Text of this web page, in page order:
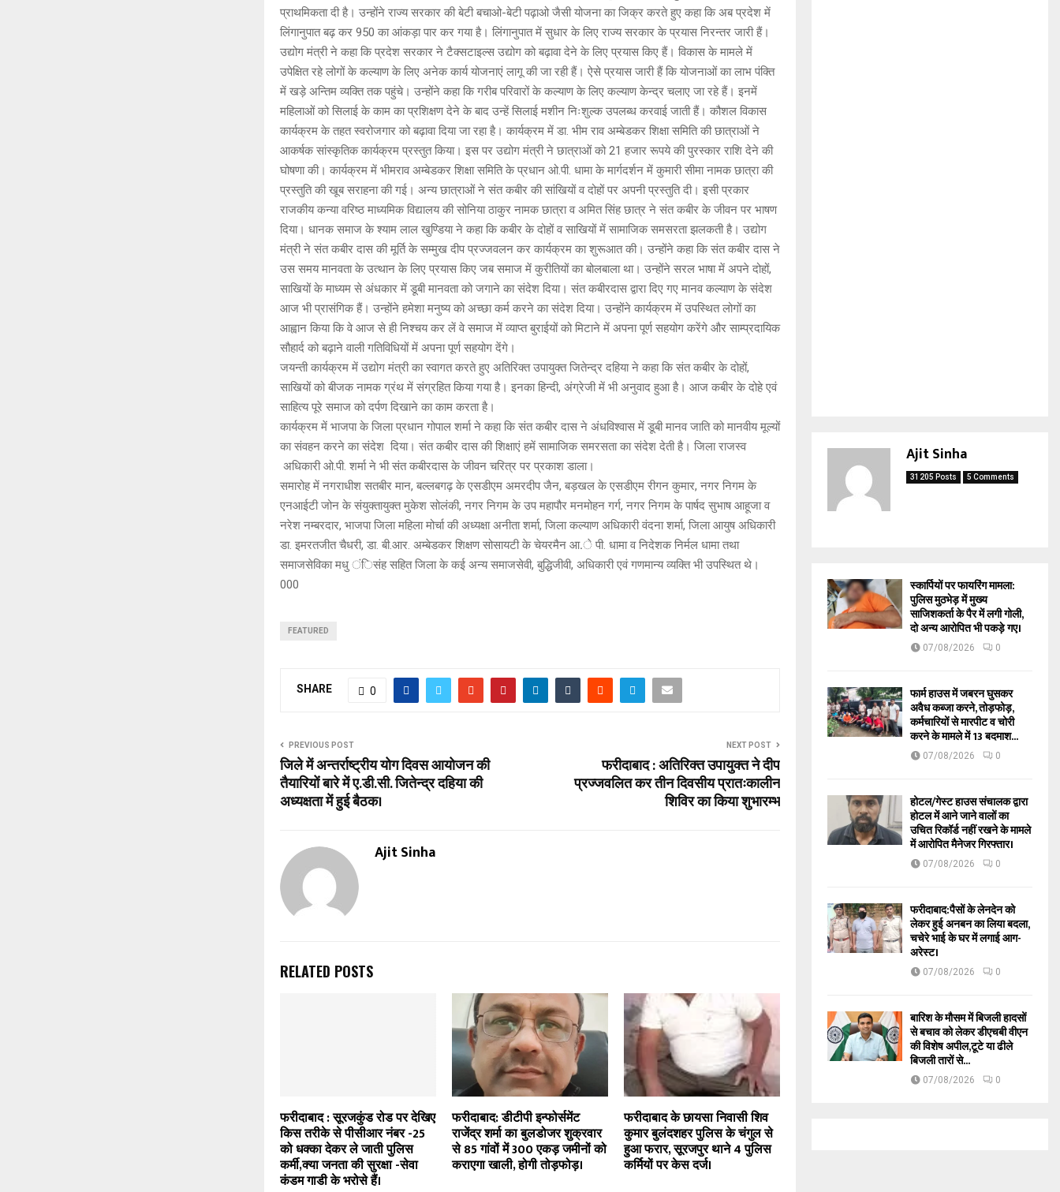
प्राथमिकता दी है। उन्होंने राज्य सरकार की बेटी बचाओ-बेटी पढ़ाओ जैसी योजना का जिक्र करते हुए कहा कि अब प्रदेश में
लिंगानुपात बढ़ कर 950 का आंकड़ा पार कर गया है। लिंगानुपात में सुधार के लिए राज्य सरकार के प्रयास निरन्तर जारी हैं।
उद्योग मंत्री ने कहा कि प्रदेश सरकार ने टैक्सटाइल्स उद्योग को बढ़ावा देने के लिए प्रयास किए हैं। विकास के मामले में
उपेक्षित रहे लोगों के कल्याण के लिए अनेक कार्य योजनाएं लागू की जा रही हैं। ऐसे प्रयास जारी हैं कि योजनाओं का लाभ पंक्ति
में खड़े अन्तिम व्यक्ति तक पहुंचे। उन्होंने कहा कि गरीब परिवारों के कल्याण के लिए कल्याण केन्द्र चलाए जा रहे हैं। इनमें
महिलाओं को सिलाई के काम का प्रशिक्षण देने के बाद उन्हें सिलाई मशीन निःशुल्क उपलब्ध करवाई जाती हैं। कौशल विकास
कार्यक्रम के तहत स्वरोजगार को बढ़ावा दिया जा रहा है। कार्यक्रम में डा. भीम राव अम्बेडकर शिक्षा समिति की छात्राओं ने
आकर्षक सांस्कृतिक कार्यक्रम प्रस्तुत किया। इस पर उद्योग मंत्री ने छात्राओं को 21 हजार रूपये की पुरस्कार राशि देने की
घोषणा की। कार्यक्रम में भीमराव अम्बेडकर शिक्षा समिति के प्रधान ओ.पी. धामा के मार्गदर्शन में कुमारी सीमा नामक छात्रा की
प्रस्तुति की खूब सराहना की गई। अन्य छात्राओं ने संत कबीर की सांखियों व दोहों पर अपनी प्रस्तुति दी। इसी प्रकार
राजकीय कन्या वरिष्ठ माध्यमिक विद्यालय की सोनिया ठाकुर नामक छात्रा व अमित सिंह छात्र ने संत कबीर के जीवन पर भाषण
दिया। धानक समाज के श्याम लाल खुण्डिया ने कहा कि कबीर के दोहों व साखियों में सामाजिक समसरता झलकती है। उद्योग
मंत्री ने संत कबीर दास की मूर्ति के सम्मुख दीप प्रज्जवलन कर कार्यक्रम का शुरूआत की। उन्होंने कहा कि संत कबीर दास ने
उस समय मानवता के उत्थान के लिए प्रयास किए जब समाज में कुरीतियों का बोलबाला था। उन्होंने सरल भाषा में अपने दोहों,
साखियों के माध्यम से अंधकार में डूबी मानवता को जगाने का संदेश दिया। संत कबीरदास द्वारा दिए गए मानव कल्याण के संदेश
आज भी प्रासंगिक हैं। उन्होंने हमेशा मनुष्य को अच्छा कर्म करने का संदेश दिया। उन्होंने कार्यक्रम में उपस्थित लोगों का
आह्वान किया कि वे आज से ही निश्चय कर लें वे समाज में व्याप्त बुराईयों को मिटाने में अपना पूर्ण सहयोग करेंगे और साम्प्रदायिक
सौहार्द को बढ़ाने वाली गतिविधियों में अपना पूर्ण सहयोग देंगे।
जयन्ती कार्यक्रम में उद्योग मंत्री का स्वागत करते हुए अतिरिक्त उपायुक्त जितेन्द्र दहिया ने कहा कि संत कबीर के दोहों,
साखियों को बीजक नामक ग्रंथ में संग्रहित किया गया है। इनका हिन्दी, अंग्रेजी में भी अनुवाद हुआ है। आज कबीर के दोहे एवं
साहित्य पूरे समाज को दर्पण दिखाने का काम करता है।
कार्यक्रम में भाजपा के जिला प्रधान गोपाल शर्मा ने कहा कि संत कबीर दास ने अंधविश्वास में डूबी मानव जाति को मानवीय मूल्यों
का संवहन करने का संदेश दिया। संत कबीर दास की शिक्षाएं हमें सामाजिक समरसता का संदेश देती है। जिला राजस्व
अधिकारी ओ.पी. शर्मा ने भी संत कबीरदास के जीवन चरित्र पर प्रकाश डाला।
समारोह में नगराधीश सतबीर मान, बल्लबगढ़ के एसडीएम अमरदीप जैन, बड़खल के एसडीएम रीगन कुमार, नगर निगम के
एनआईटी जोन के संयुक्तायुक्त मुकेश सोलंकी, नगर निगम के उप महापौर मनमोहन गर्ग, नगर निगम के पार्षद सुभाष आहूजा व
नरेश नम्बरदार, भाजपा जिला महिला मोर्चा की अध्यक्षा अनीता शर्मा, जिला कल्याण अधिकारी वंदना शर्मा, जिला आयुष अधिकारी
डा. इमरतजीत चैधरी, डा. बी.आर. अम्बेडकर शिक्षण सोसायटी के चेयरमैन आ.े पी. धामा व निदेशक निर्मल धामा तथा
समाजसेविका मधु ंिसंह सहित जिला के कई अन्य समाजसेवी, बुद्धिजीवी, अधिकारी एवं गणमान्य व्यक्ति भी उपस्थित थे।
000
FEATURED
SHARE 0
PREVIOUS POST
जिले में अन्तर्राष्ट्रीय योग दिवस आयोजन की
तैयारियों बारे में ए.डी.सी. जितेन्द्र दहिया की
अध्यक्षता में हुई बैठक।
NEXT POST
फरीदाबाद : अतिरिक्त उपायुक्त ने दीप
प्रज्जवलित कर तीन दिवसीय प्रातःकालीन
शिविर का किया शुभारम्भ
Ajit Sinha
RELATED POSTS
फरीदाबाद : सूरजकुंड रोड पर देखिए
किस तरीके से पीसीआर नंबर -25
को धक्का देकर ले जाती पुलिस
कर्मी,क्या जनता की सुरक्षा -सेवा
कंडम गाडी के भरोसे हैं।
फरीदाबाद: डीटीपी इन्फोर्समेंट
राजेंद्र शर्मा का बुलडोजर शुक्रवार
से 85 गांवों में 300 एकड़ जमीनों को
कराएगा खाली, होगी तोड़फोड़।
फरीदाबाद के छायसा निवासी शिव
कुमार बुलंदशहर पुलिस के चंगुल से
हुआ फरार, सूरजपुर थाने 4 पुलिस
कर्मियों पर केस दर्ज।
Ajit Sinha
31205 Posts 5 Comments
स्कार्पियों पर फायरिंग मामला:
पुलिस मुठभेड़ में मुख्य
साजिशकर्ता के पैर में लगी गोली,
दो अन्य आरोपित भी पकड़े गए।
07/08/2026 0
फार्म हाउस में जबरन घुसकर
अवैध कब्जा करने, तोड़फोड़,
कर्मचारियों से मारपीट व चोरी
करने के मामले में 13 बदमाश...
07/08/2026 0
होटल/गेस्ट हाउस संचालक द्वारा
होटल में आने जाने वालों का
उचित रिकॉर्ड नहीं रखने के मामले
में आरोपित मैनेजर गिरफ्तार।
07/08/2026 0
फरीदाबाद:पैसों के लेनदेन को
लेकर हुई अनबन का लिया बदला,
चचेरे भाई के घर में लगाई आग-
अरेस्ट।
07/08/2026 0
बारिश के मौसम में बिजली हादसों
से बचाव को लेकर डीएचबी वीएन
की विशेष अपील,टूटे या ढीले
बिजली तारों से...
07/08/2026 0